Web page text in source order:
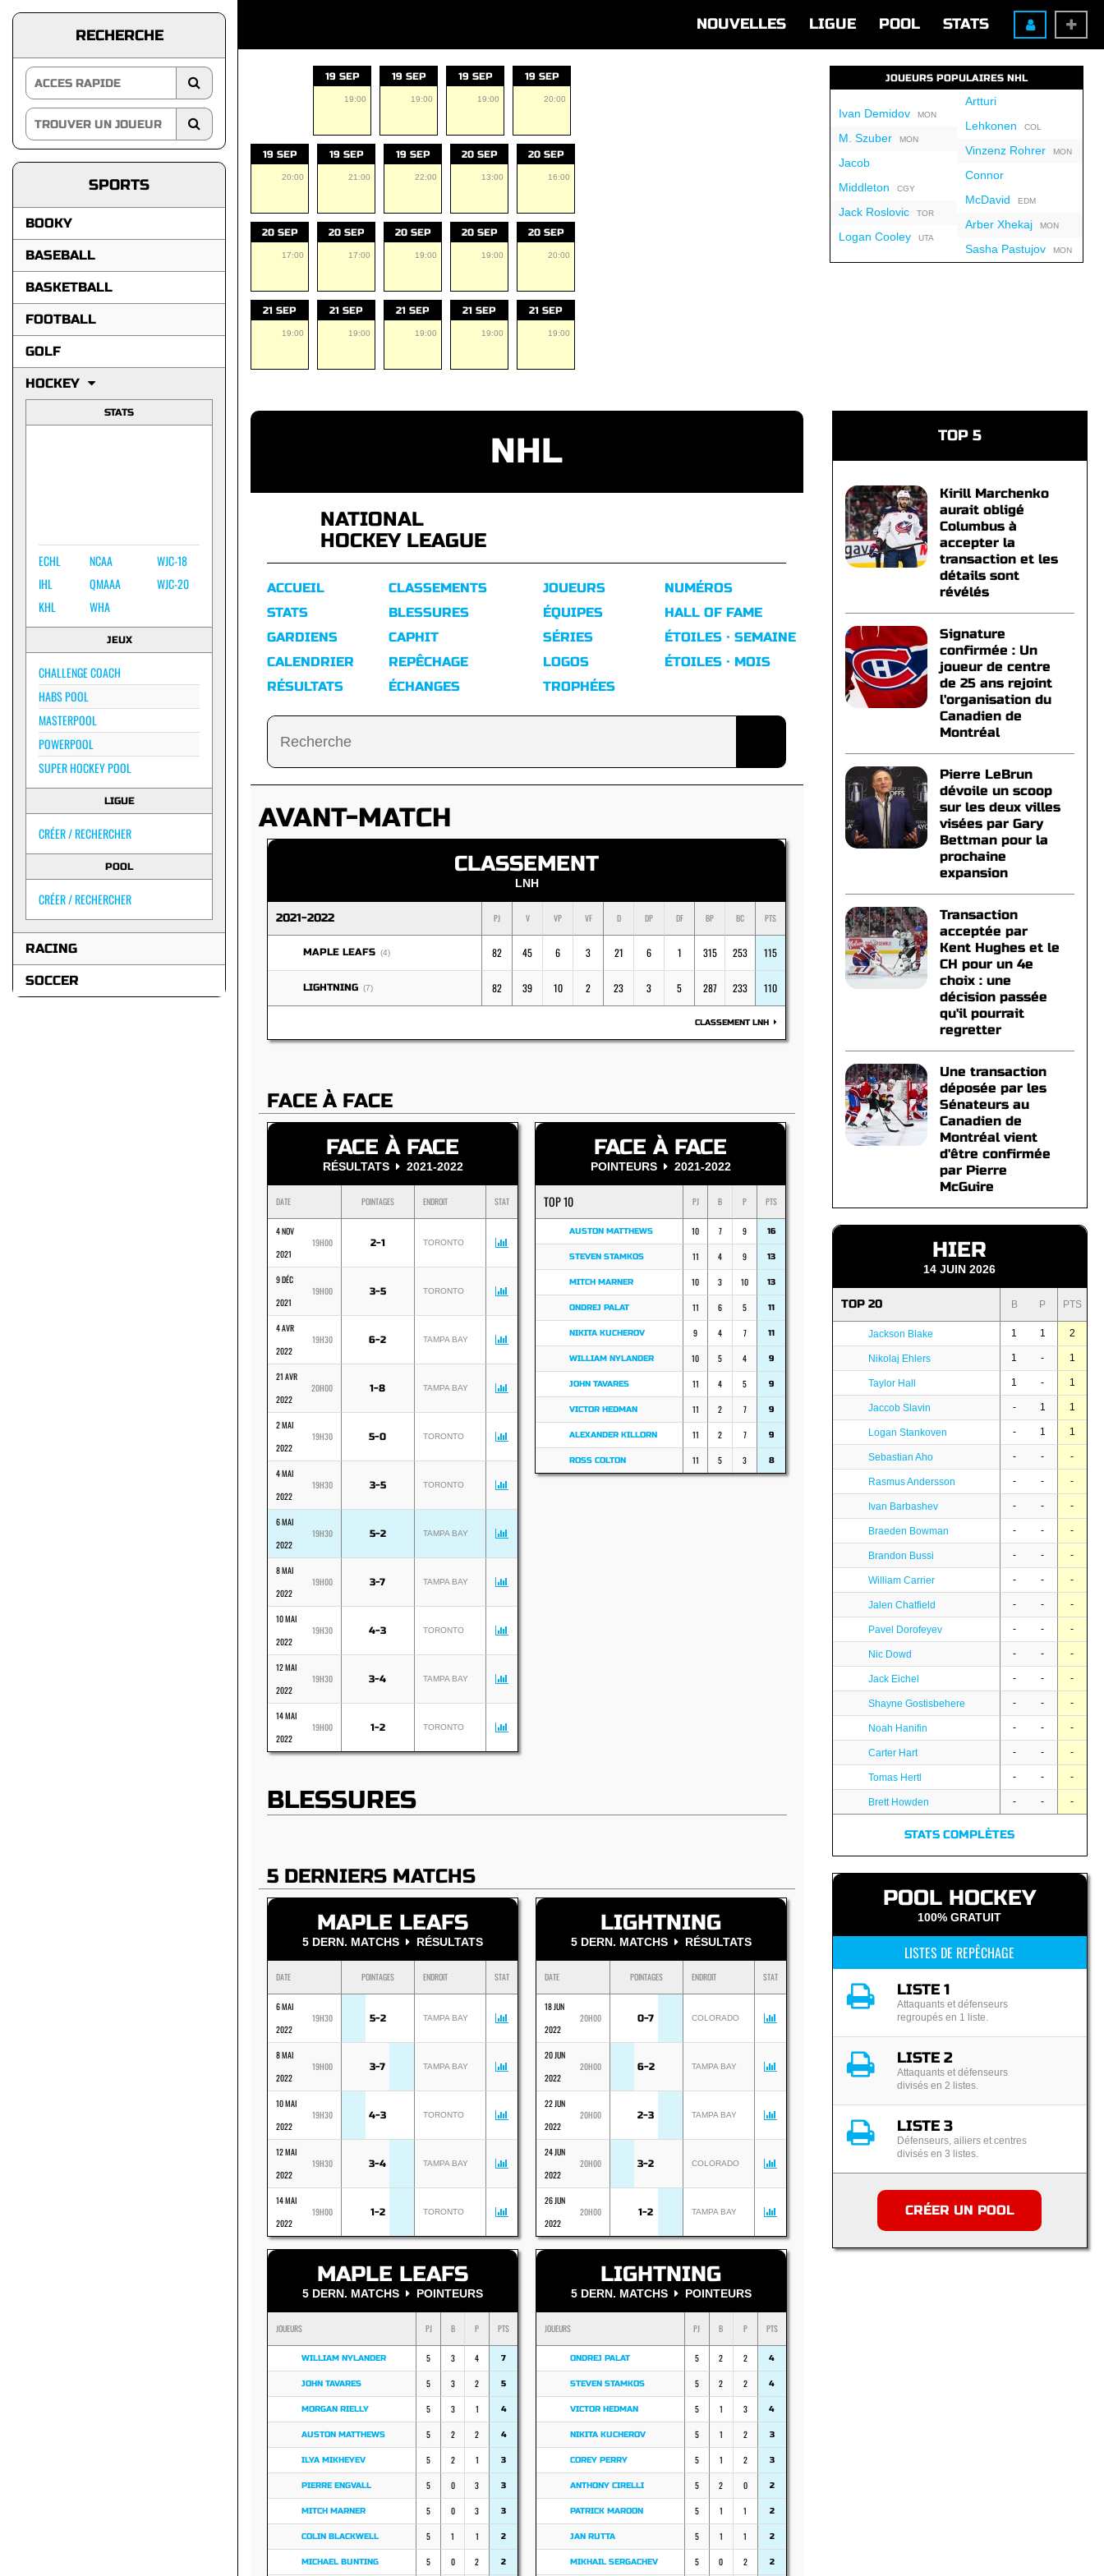
NOUVELLES LIGUE POOL STATS
RECHERCHE
SPORTS
BOOKY
BASEBALL
BASKETBALL
FOOTBALL
GOLF
HOCKEY
STATS
ECHL
IHL
KHL
NCAA
QMAAA
WHA
WJC-18
WJC-20
JEUX
CHALLENGE COACH
HABS POOL
MASTERPOOL
POWERPOOL
SUPER HOCKEY POOL
LIGUE
CRÉER / RECHERCHER
POOL
CRÉER / RECHERCHER
RACING
SOCCER
19 SEP
19:00
19 SEP
19:00
19 SEP
19:00
19 SEP
20:00
19 SEP
20:00
19 SEP
21:00
19 SEP
22:00
20 SEP
13:00
20 SEP
16:00
20 SEP
17:00
20 SEP
17:00
20 SEP
19:00
20 SEP
19:00
20 SEP
20:00
21 SEP
19:00
21 SEP
19:00
21 SEP
19:00
21 SEP
19:00
21 SEP
19:00
JOUEURS POPULAIRES NHL
Ivan DemidovMON
M. SzuberMON
Jacob
Middleton CGY
Jack RoslovicTOR
Logan CooleyUTA
Artturi
Lehkonen COL
Vinzenz RohrerMON
Connor
McDavid EDM
Arber XhekajMON
Sasha PastujovMON
NHL
NATIONAL
HOCKEY LEAGUE
ACCUEIL
STATS
GARDIENS
CALENDRIER
RÉSULTATS
CLASSEMENTS
BLESSURES
CAPHIT
REPÊCHAGE
ÉCHANGES
JOUEURS
ÉQUIPES
SÉRIES
LOGOS
TROPHÉES
NUMÉROS
HALL OF FAME
ÉTOILES · SEMAINE
ÉTOILES · MOIS
AVANT-MATCH
CLASSEMENT
LNH
2021-2022 PJ V VP VF D DP DF BP BC PTS
MAPLE LEAFS (4) 82 45 6 3 21 6 1 315 253 115
LIGHTNING (7) 82 39 10 2 23 3 5 287 233 110
CLASSEMENT LNH
FACE À FACE
FACE À FACE
RÉSULTATS 2021-2022
DATE POINTAGES ENDROIT STAT
4 NOV
2021
19H00 2-1 TORONTO
9 DÉC
2021
19H00 3-5 TORONTO
4 AVR
2022
19H30 6-2 TAMPA BAY
21 AVR
2022
20H00 1-8 TAMPA BAY
2 MAI
2022
19H30 5-0 TORONTO
4 MAI
2022
19H30 3-5 TORONTO
6 MAI
2022
19H30 5-2 TAMPA BAY
8 MAI
2022
19H00 3-7 TAMPA BAY
10 MAI
2022
19H30 4-3 TORONTO
12 MAI
2022
19H30 3-4 TAMPA BAY
14 MAI
2022
19H00 1-2 TORONTO
FACE À FACE
POINTEURS 2021-2022
TOP 10 PJ B P PTS
AUSTON MATTHEWS 10 7 9 16
STEVEN STAMKOS 11 4 9 13
MITCH MARNER 10 3 10 13
ONDREJ PALAT 11 6 5 11
NIKITA KUCHEROV 9 4 7 11
WILLIAM NYLANDER 10 5 4 9
JOHN TAVARES 11 4 5 9
VICTOR HEDMAN 11 2 7 9
ALEXANDER KILLORN 11 2 7 9
ROSS COLTON 11 5 3 8
BLESSURES
5 DERNIERS MATCHS
MAPLE LEAFS
5 DERN. MATCHS RÉSULTATS
DATE POINTAGES ENDROIT STAT
6 MAI
2022
19H30 5-2 TAMPA BAY
8 MAI
2022
19H00 3-7 TAMPA BAY
10 MAI
2022
19H30 4-3 TORONTO
12 MAI
2022
19H30 3-4 TAMPA BAY
14 MAI
2022
19H00 1-2 TORONTO
MAPLE LEAFS
5 DERN. MATCHS POINTEURS
JOUEURS PJ B P PTS
WILLIAM NYLANDER 5 3 4 7
JOHN TAVARES 5 3 2 5
MORGAN RIELLY 5 3 1 4
AUSTON MATTHEWS 5 2 2 4
ILYA MIKHEYEV 5 2 1 3
PIERRE ENGVALL 5 0 3 3
MITCH MARNER 5 0 3 3
COLIN BLACKWELL 5 1 1 2
MICHAEL BUNTING 5 0 2 2
LIGHTNING
5 DERN. MATCHS RÉSULTATS
DATE POINTAGES ENDROIT STAT
18 JUN
2022
20H00 0-7 COLORADO
20 JUN
2022
20H00 6-2 TAMPA BAY
22 JUN
2022
20H00 2-3 TAMPA BAY
24 JUN
2022
20H00 3-2 COLORADO
26 JUN
2022
20H00 1-2 TAMPA BAY
LIGHTNING
5 DERN. MATCHS POINTEURS
JOUEURS PJ B P PTS
ONDREJ PALAT 5 2 2 4
STEVEN STAMKOS 5 2 2 4
VICTOR HEDMAN 5 1 3 4
NIKITA KUCHEROV 5 1 2 3
COREY PERRY 5 1 2 3
ANTHONY CIRELLI 5 2 0 2
PATRICK MAROON 5 1 1 2
JAN RUTTA 5 1 1 2
MIKHAIL SERGACHEV 5 0 2 2
TOP 5
Kirill Marchenko
aurait obligé
Columbus à
accepter la
transaction et les
détails sont
révélés
Signature
confirmée : Un
joueur de centre
de 25 ans rejoint
l'organisation du
Canadien de
Montréal
Pierre LeBrun
dévoile un scoop
sur les deux villes
visées par Gary
Bettman pour la
prochaine
expansion
Transaction
acceptée par
Kent Hughes et le
CH pour un 4e
choix : une
décision passée
qu'il pourrait
regretter
Une transaction
déposée par les
Sénateurs au
Canadien de
Montréal vient
d'être confirmée
par Pierre
McGuire
HIER
14 JUIN 2026
TOP 20 B P PTS
Jackson Blake 1 1 2
Nikolaj Ehlers 1 - 1
Taylor Hall 1 - 1
Jaccob Slavin - 1 1
Logan Stankoven - 1 1
Sebastian Aho - - -
Rasmus Andersson - - -
Ivan Barbashev - - -
Braeden Bowman - - -
Brandon Bussi - - -
William Carrier - - -
Jalen Chatfield - - -
Pavel Dorofeyev - - -
Nic Dowd - - -
Jack Eichel - - -
Shayne Gostisbehere - - -
Noah Hanifin - - -
Carter Hart - - -
Tomas Hertl - - -
Brett Howden - - -
STATS COMPLÈTES
POOL HOCKEY
100% GRATUIT
LISTES DE REPÊCHAGE
LISTE 1
Attaquants et défenseurs
regroupés en 1 liste.
LISTE 2
Attaquants et défenseurs
divisés en 2 listes.
LISTE 3
Défenseurs, ailiers et centres
divisés en 3 listes.
CRÉER UN POOL